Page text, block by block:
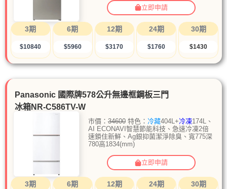
立即申請
3期
$10840
6期
$5960
12期
$3170
24期
$1760
30期
$1430
Panasonic 國際牌578公升無邊框鋼板三門
冰箱NR-C586TV-W
市價： 34600特色： 冷藏404L+冷凍174L、
AI ECONAVI智慧節能科技、急速冷凍2倍
速鎖住新鮮、Ag銀抑菌潔淨除臭、寬775深
780高1834(mm)
立即申請
3期 6期 12期 24期 30期